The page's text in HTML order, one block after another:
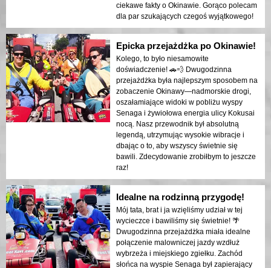
ciekawe fakty o Okinawie. Gorąco polecam
dla par szukających czegoś wyjątkowego!
Epicka przejażdżka po Okinawie!
Kolego, to było niesamowite
doświadczenie! 🚗💨 Dwugodzinna
przejażdżka była najlepszym sposobem na
zobaczenie Okinawy—nadmorskie drogi,
oszałamiające widoki w pobliżu wyspy
Senaga i żywiołowa energia ulicy Kokusai
nocą. Nasz przewodnik był absolutną
legendą, utrzymując wysokie wibracje i
dbając o to, aby wszyscy świetnie się
bawili. Zdecydowanie zrobiłbym to jeszcze
raz!
Idealne na rodzinną przygodę!
Mój tata, brat i ja wzięliśmy udział w tej
wycieczce i bawiliśmy się świetnie! 🌴
Dwugodzinna przejażdżka miała idealne
połączenie malowniczej jazdy wzdłuż
wybrzeża i miejskiego zgiełku. Zachód
słońca na wyspie Senaga był zapierający